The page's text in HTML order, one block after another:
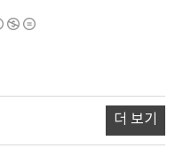
더 보기